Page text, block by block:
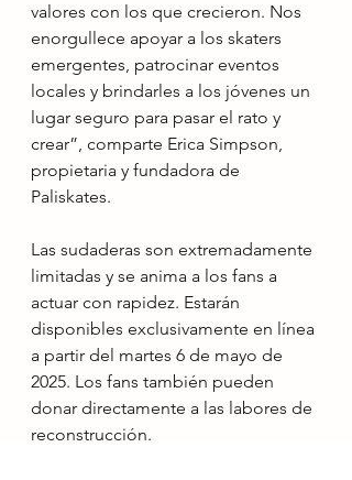
valores con los que crecieron. Nos
enorgullece apoyar a los skaters
emergentes, patrocinar eventos
locales y brindarles a los jóvenes un
lugar seguro para pasar el rato y
crear”, comparte Erica Simpson,
propietaria y fundadora de
Paliskates.
Las sudaderas son extremadamente
limitadas y se anima a los fans a
actuar con rapidez. Estarán
disponibles exclusivamente en línea
a partir del martes 6 de mayo de
2025. Los fans también pueden
donar directamente a las labores de
reconstrucción.